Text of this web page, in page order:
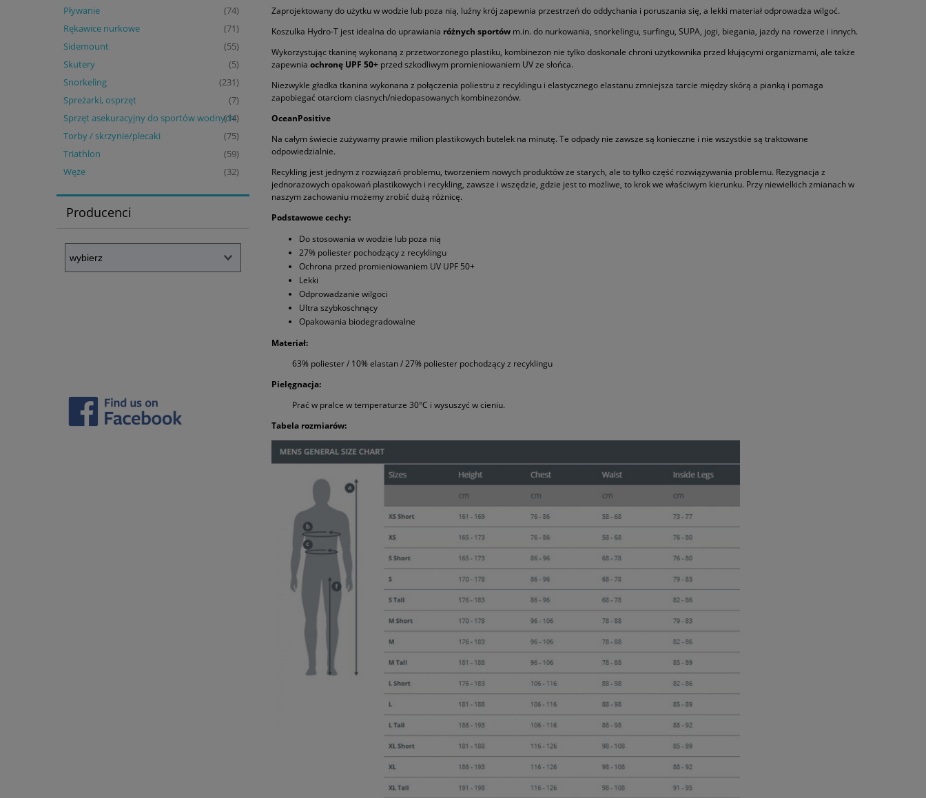
Pływanie (74)
Rękawice nurkowe (71)
Sidemount (55)
Skutery (5)
Snorkeling (231)
Spreżarki, osprzęt (7)
Sprzęt asekuracyjny do sportów wodnych
(14)
Torby / skrzynie/plecaki (75)
Triathlon (59)
Węże (32)
Producenci
Zaprojektowany do użytku w wodzie lub poza nią, luźny krój zapewnia przestrzeń do oddychania i poruszania się, a lekki materiał odprowadza wilgoć.
Koszulka Hydro-T jest idealna do uprawiania różnych sportów m.in. do nurkowania, snorkelingu, surfingu, SUPA, jogi, biegania, jazdy na rowerze i innych.
Wykorzystując tkaninę wykonaną z przetworzonego plastiku, kombinezon nie tylko doskonale chroni użytkownika przed kłującymi organizmami, ale także
zapewnia ochronę UPF 50+ przed szkodliwym promieniowaniem UV ze słońca.
Niezwykle gładka tkanina wykonana z połączenia poliestru z recyklingu i elastycznego elastanu zmniejsza tarcie między skórą a pianką i pomaga
zapobiegać otarciom ciasnych/niedopasowanych kombinezonów.
OceanPositive
Na całym świecie zużywamy prawie milion plastikowych butelek na minutę. Te odpady nie zawsze są konieczne i nie wszystkie są traktowane
odpowiedzialnie.
Recykling jest jednym z rozwiązań problemu, tworzeniem nowych produktów ze starych, ale to tylko część rozwiązywania problemu. Rezygnacja z
jednorazowych opakowań plastikowych i recykling, zawsze i wszędzie, gdzie jest to możliwe, to krok we właściwym kierunku. Przy niewielkich zmianach w
naszym zachowaniu możemy zrobić dużą różnicę.
Podstawowe cechy:
Do stosowania w wodzie lub poza nią
27% poliester pochodzący z recyklingu
Ochrona przed promieniowaniem UV UPF 50+
Lekki
Odprowadzanie wilgoci
Ultra szybkoschnący
Opakowania biodegradowalne
Materiał:
63% poliester / 10% elastan / 27% poliester pochodzący z recyklingu
Pielęgnacja:
Prać w pralce w temperaturze 30°C i wysuszyć w cieniu.
Tabela rozmiarów: